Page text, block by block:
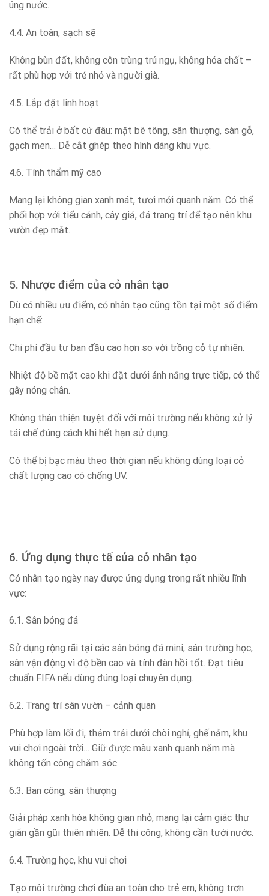
úng nước.
4.4. An toàn, sạch sẽ
Không bùn đất, không côn trùng trú ngụ, không hóa chất –
rất phù hợp với trẻ nhỏ và người già.
4.5. Lắp đặt linh hoạt
Có thể trải ở bất cứ đâu: mặt bê tông, sân thượng, sàn gỗ,
gạch men… Dễ cắt ghép theo hình dáng khu vực.
4.6. Tính thẩm mỹ cao
Mang lại không gian xanh mát, tươi mới quanh năm. Có thể
phối hợp với tiểu cảnh, cây giả, đá trang trí để tạo nên khu
vườn đẹp mắt.
5. Nhược điểm của cỏ nhân tạo
Dù có nhiều ưu điểm, cỏ nhân tạo cũng tồn tại một số điểm
hạn chế:
Chi phí đầu tư ban đầu cao hơn so với trồng cỏ tự nhiên.
Nhiệt độ bề mặt cao khi đặt dưới ánh nắng trực tiếp, có thể
gây nóng chân.
Không thân thiện tuyệt đối với môi trường nếu không xử lý
tái chế đúng cách khi hết hạn sử dụng.
Có thể bị bạc màu theo thời gian nếu không dùng loại cỏ
chất lượng cao có chống UV.
6. Ứng dụng thực tế của cỏ nhân tạo
Cỏ nhân tạo ngày nay được ứng dụng trong rất nhiều lĩnh
vực:
6.1. Sân bóng đá
Sử dụng rộng rãi tại các sân bóng đá mini, sân trường học,
sân vận động vì độ bền cao và tính đàn hồi tốt. Đạt tiêu
chuẩn FIFA nếu dùng đúng loại chuyên dụng.
6.2. Trang trí sân vườn – cảnh quan
Phù hợp làm lối đi, thảm trải dưới chòi nghỉ, ghế nằm, khu
vui chơi ngoài trời… Giữ được màu xanh quanh năm mà
không tốn công chăm sóc.
6.3. Ban công, sân thượng
Giải pháp xanh hóa không gian nhỏ, mang lại cảm giác thư
giãn gần gũi thiên nhiên. Dễ thi công, không cần tưới nước.
6.4. Trường học, khu vui chơi
Tạo môi trường chơi đùa an toàn cho trẻ em, không trơn